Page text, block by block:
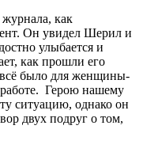
как
Он увидел Шерил и
улыбается и
как прошли его
всё было для женщины-
Герою нашему
ситуацию, однако он
двух подруг о том,